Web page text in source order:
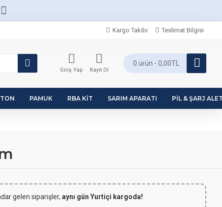
Kargo Takibi Teslimat Bilgisi
Giriş Yap Kayıt Ol
0 ürün - 0,00TL
PAMUK RBA KIT SARIM APARATI PIL & ŞARJ
gelen siparişler, aynı gün Yurtiçi kargoda!